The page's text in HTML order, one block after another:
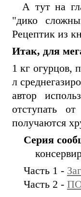
А тут на
"дико
Рецептик из
Итак, для
1 кг огурцов,
л
автор
отступать
получаются
Серия
Часть 1 -
Часть 2 -